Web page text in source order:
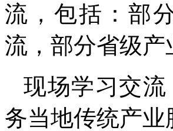
流，包括：部
流，部分省级
现场学习交
务当地传统产